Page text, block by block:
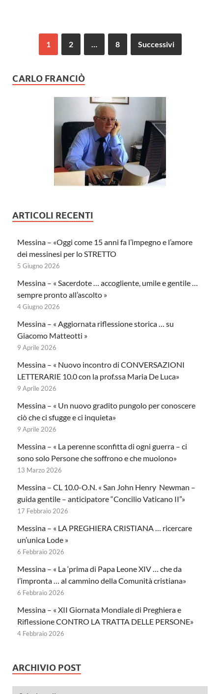
1 2 8 Successivi
CARLO FRANCIÒ
ARTICOLI RECENTI
Messina – «Oggi come 15 anni fa l’impegno e l’amore
dei messinesi per lo STRETTO
5 Giugno 2026
Messina – « Sacerdote … accogliente, umile e gentile …
sempre pronto all’ascolto »
4 Giugno 2026
Messina – « Aggiornata riflessione storica … su
Giacomo Matteotti »
9 Aprile 2026
Messina – « Nuovo incontro di CONVERSAZIONI
LETTERARIE 10.0 con la prof.ssa Maria De Luca»
9 Aprile 2026
Messina – « Un nuovo gradito pungolo per conoscere
ciò che ci sfugge e ci inquieta»
9 Aprile 2026
Messina – « La perenne sconfitta di ogni guerra – ci
sono solo Persone che soffrono e che muoiono»
13 Marzo 2026
Messina – CL 10.0-O.N. « San John Henry Newman –
guida gentile – anticipatore “Concilio Vaticano II”»
17 Febbraio 2026
Messina – « LA PREGHIERA CRISTIANA … ricercare
un’unica Lode »
6 Febbraio 2026
Messina – « La ‘prima di Papa Leone XIV … che da
l’impronta … al cammino della Comunità cristiana»
6 Febbraio 2026
Messina – « XII Giornata Mondiale di Preghiera e
Riflessione CONTRO LA TRATTA DELLE PERSONE»
4 Febbraio 2026
ARCHIVIO POST